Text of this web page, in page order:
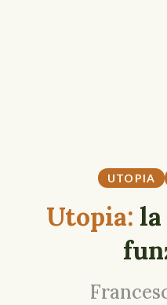
UTOPIA
Utopia: